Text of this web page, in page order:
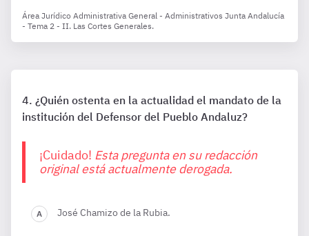
Área Jurídico Administrativa General - Administrativos Junta Andalucía
- Tema 2 - II. Las Cortes Generales.
¿Quién ostenta en la actualidad el mandato de la
institución del Defensor del Pueblo Andaluz?
¡Cuidado! Esta pregunta en su redacción
original está actualmente derogada.
José Chamizo de la Rubia.